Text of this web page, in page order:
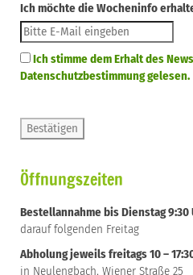
Ich möchte die Wocheninfo
Ich stimme dem Erhalt des
Datenschutzbestimmung gelesen.
Öffnungszeiten
Bestellannahme bis Dienstag 9:30
darauf folgenden Freitag
Abholung jeweils freitags 10 –
in Neulengbach, Wiener Straße 25